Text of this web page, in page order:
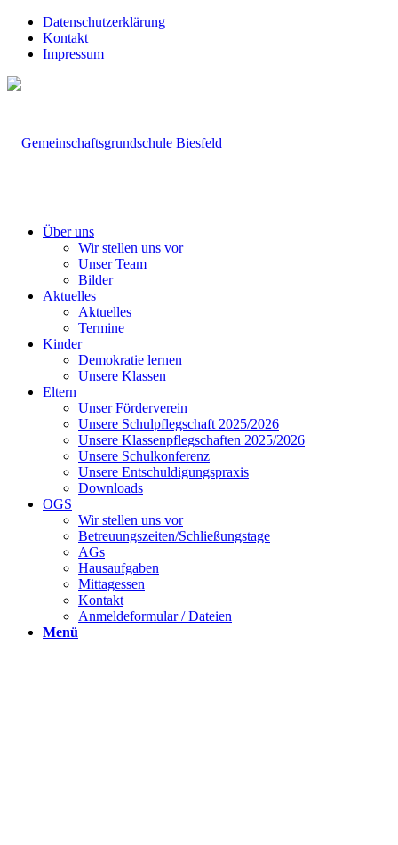
Datenschutzerklärung
Kontakt
Impressum
Über uns
Wir stellen uns vor
Unser Team
Bilder
Aktuelles
Aktuelles
Termine
Kinder
Demokratie lernen
Unsere Klassen
Eltern
Unser Förderverein
Unsere Schulpflegschaft 2025/2026
Unsere Klassenpflegschaften 2025/2026
Unsere Schulkonferenz
Unsere Entschuldigungspraxis
Downloads
OGS
Wir stellen uns vor
Betreuungszeiten/Schließungstage
AGs
Hausaufgaben
Mittagessen
Kontakt
Anmeldeformular / Dateien
Menü